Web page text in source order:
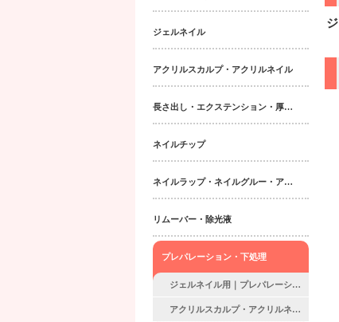
ジェルネイル
アクリルスカルプ・アクリルネイル
長さ出し・エクステンション・厚み出しアイテム
ネイルチップ
ネイルラップ・ネイルグルー・アクティベーター・フィラー
リムーバー・除光液
プレパレーション・下処理
ジェルネイル用｜プレパレーションアイテム
アクリルスカルプ・アクリルネイル用｜プレパレーションアイテム